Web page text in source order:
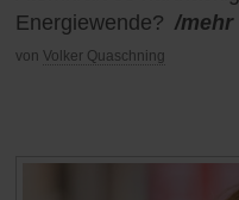
Energiewende? /mehr
von Volker Quaschning